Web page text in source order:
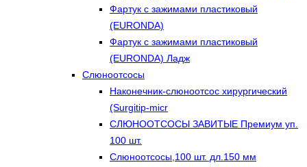
Фартук с зажимами пластиковый
(EURONDA)
Фартук с зажимами пластиковый
(EURONDA) Ладж
Слюноотсосы
Наконечник-слюноотсос хирургический
(Surgitip-micr
СЛЮНООТСОСЫ ЗАВИТЫЕ Премиум уп.
100 шт.
Слюноотсосы,100 шт. дл.150 мм